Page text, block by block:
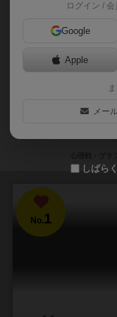
No.1
ログイン / 会
Google
Apple
メー
しばら